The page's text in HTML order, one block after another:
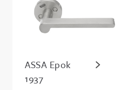
ASSA Epok
1937